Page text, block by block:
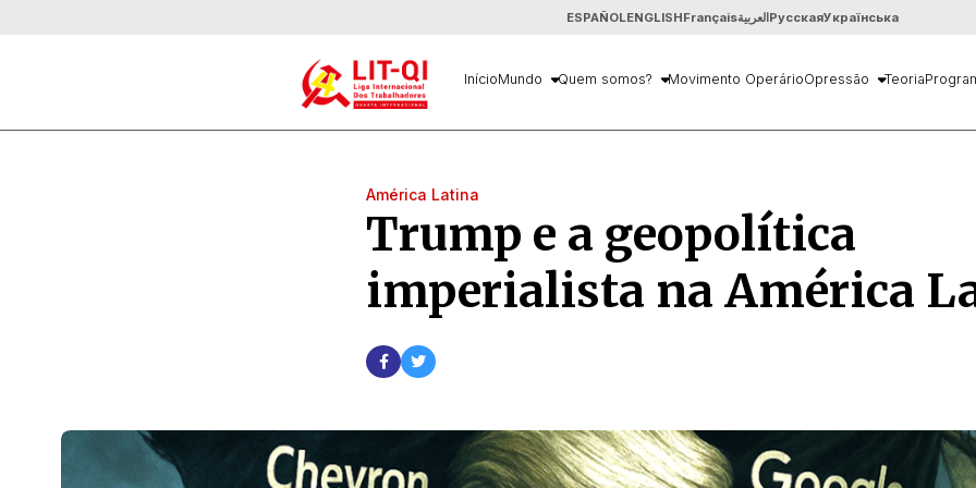
ESPAÑOLENGLISHFrançaisالعربيةРусскаяУкраїнська
InícioMundo Quem somos? Movimento OperárioOpressão Teoria
América Latina
Trump e a geopolítica
imperialista na América